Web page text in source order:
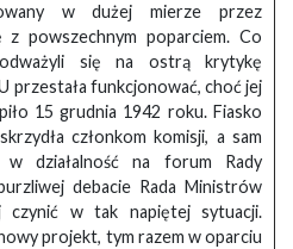
w dużej mierze przez
z powszechnym poparciem. Co
odważyli się na ostrą krytykę
przestała funkcjonować, choć jej
15 grudnia 1942 roku. Fiasko
członkom komisji, a sam
w działalność na forum Rady
debacie Rada Ministrów
czynić w tak napiętej sytuacji.
projekt, tym razem w oparciu